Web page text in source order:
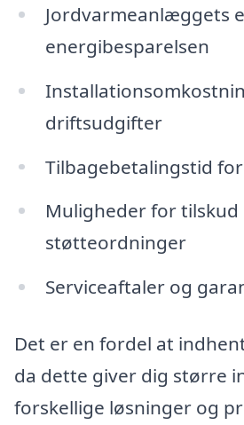
Jordvarmeanlæggets
energibesparelsen
driftsudgifter
Tilbagebetalingstid
Muligheder for tilskud
støtteordninger
Serviceaftaler og
Det er en fordel at
da dette giver dig større
forskellige løsninger og